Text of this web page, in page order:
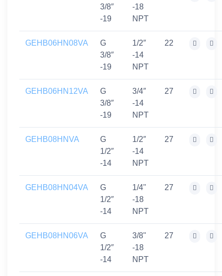
3/8″
-19
-18
NPT
GEHB06HN08VA
G
3/8″
-19
1/2″
-14
NPT
22
GEHB06HN12VA
G
3/8″
-19
3/4″
-14
NPT
27
GEHB08HNVA
G
1/2″
-14
1/2″
-14
NPT
27
GEHB08HN04VA
G
1/2″
-14
1/4"
-18
NPT
27
GEHB08HN06VA
G
1/2″
-14
3/8"
-18
NPT
27